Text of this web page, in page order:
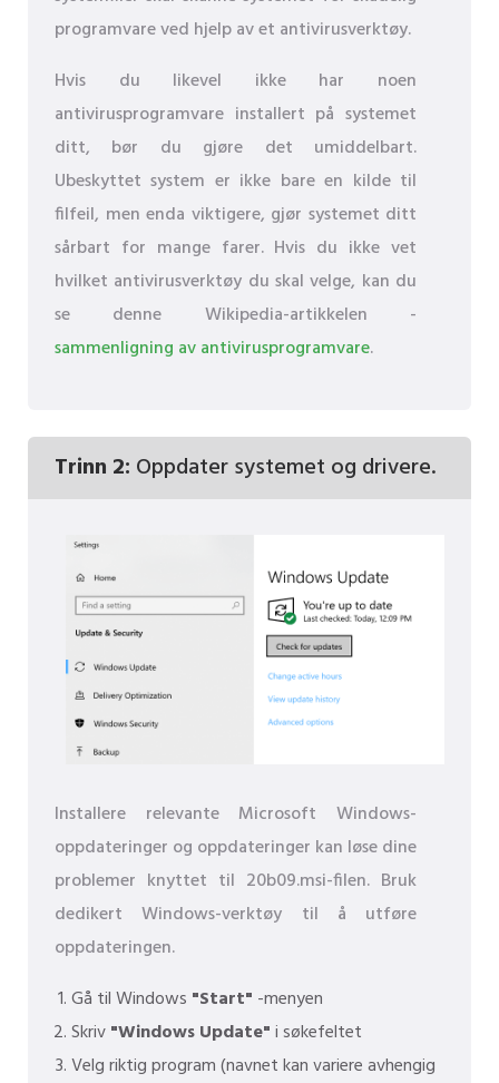
programvare ved hjelp av et antivirusverktøy.
Hvis du likevel ikke har noen
antivirusprogramvare installert på systemet
ditt, bør du gjøre det umiddelbart.
Ubeskyttet system er ikke bare en kilde til
filfeil, men enda viktigere, gjør systemet ditt
sårbart for mange farer. Hvis du ikke vet
hvilket antivirusverktøy du skal velge, kan du
se denne Wikipedia-artikkelen -
sammenligning av antivirusprogramvare.
Trinn 2: Oppdater systemet og drivere.
Installere relevante Microsoft Windows-
oppdateringer og oppdateringer kan løse dine
problemer knyttet til 20b09.msi-filen. Bruk
dedikert Windows-verktøy til å utføre
oppdateringen.
Gå til Windows "Start" -menyen
Skriv"Windows Update"i søkefeltet
Velg riktig program (navnet kan variere avhengig